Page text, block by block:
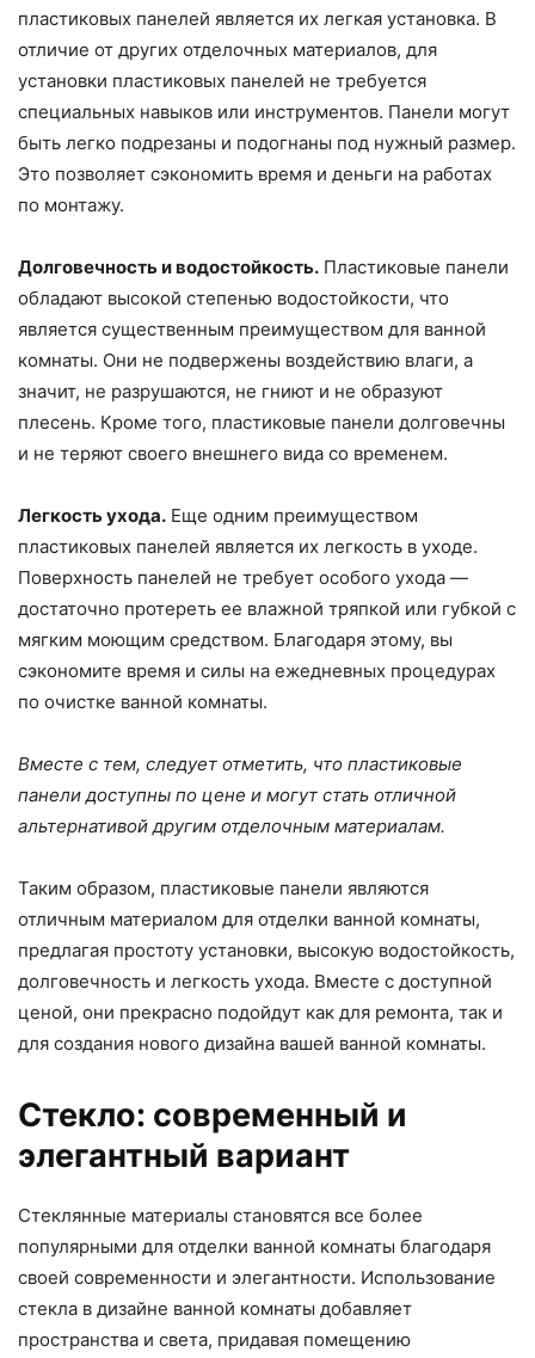
пластиковых панелей является их легкая установка. В
отличие от других отделочных материалов, для
установки пластиковых панелей не требуется
специальных навыков или инструментов. Панели могут
быть легко подрезаны и подогнаны под нужный размер.
Это позволяет сэкономить время и деньги на работах
по монтажу.
Долговечность и водостойкость. Пластиковые панели
обладают высокой степенью водостойкости, что
является существенным преимуществом для ванной
комнаты. Они не подвержены воздействию влаги, а
значит, не разрушаются, не гниют и не образуют
плесень. Кроме того, пластиковые панели долговечны
и не теряют своего внешнего вида со временем.
Легкость ухода. Еще одним преимуществом
пластиковых панелей является их легкость в уходе.
Поверхность панелей не требует особого ухода —
достаточно протереть ее влажной тряпкой или губкой с
мягким моющим средством. Благодаря этому, вы
сэкономите время и силы на ежедневных процедурах
по очистке ванной комнаты.
Вместе с тем, следует отметить, что пластиковые
панели доступны по цене и могут стать отличной
альтернативой другим отделочным материалам.
Таким образом, пластиковые панели являются
отличным материалом для отделки ванной комнаты,
предлагая простоту установки, высокую водостойкость,
долговечность и легкость ухода. Вместе с доступной
ценой, они прекрасно подойдут как для ремонта, так и
для создания нового дизайна вашей ванной комнаты.
Стекло: современный и
элегантный вариант
Стеклянные материалы становятся все более
популярными для отделки ванной комнаты благодаря
своей современности и элегантности. Использование
стекла в дизайне ванной комнаты добавляет
пространства и света, придавая помещению